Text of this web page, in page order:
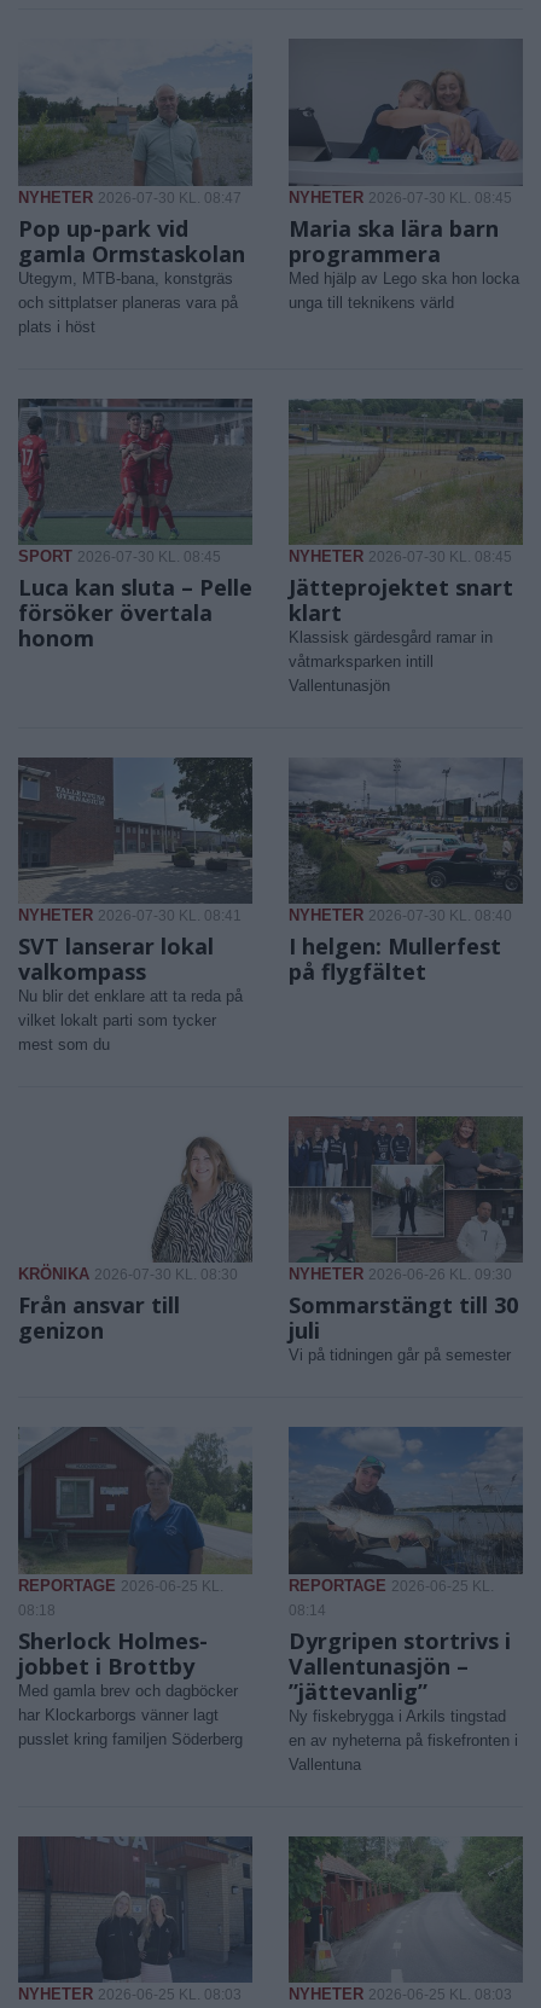
NYHETER 2026-07-30 KL. 08:47
Pop up-park vid
gamla Ormstaskolan
Utegym, MTB-bana, konstgräs
och sittplatser planeras vara på
plats i höst
NYHETER 2026-07-30 KL. 08:45
Maria ska lära barn
programmera
Med hjälp av Lego ska hon locka
unga till teknikens värld
SPORT 2026-07-30 KL. 08:45
Luca kan sluta – Pelle
försöker övertala
honom
NYHETER 2026-07-30 KL. 08:45
Jätteprojektet snart
klart
Klassisk gärdesgård ramar in
våtmarksparken intill
Vallentunasjön
NYHETER 2026-07-30 KL. 08:41
SVT lanserar lokal
valkompass
Nu blir det enklare att ta reda på
vilket lokalt parti som tycker
mest som du
NYHETER 2026-07-30 KL. 08:40
I helgen: Mullerfest
på flygfältet
KRÖNIKA 2026-07-30 KL. 08:30
Från ansvar till
genizon
NYHETER 2026-06-26 KL. 09:30
Sommarstängt till 30
juli
Vi på tidningen går på semester
REPORTAGE 2026-06-25 KL.
08:18
Sherlock Holmes-
jobbet i Brottby
Med gamla brev och dagböcker
har Klockarborgs vänner lagt
pusslet kring familjen Söderberg
REPORTAGE 2026-06-25 KL.
08:14
Dyrgripen stortrivs i
Vallentunasjön –
”jättevanlig”
Ny fiskebrygga i Arkils tingstad
en av nyheterna på fiskefronten i
Vallentuna
NYHETER 2026-06-25 KL. 08:03 NYHETER 2026-06-25 KL. 08:03